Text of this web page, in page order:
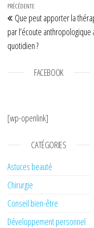
Navigation de
Article précédent
PRÉCÉDENTE
Que peut apporter la
par l’écoute anthropologique
quotidien ?
FACEBOOK
[wp-openlink]
CATÉGORIES
Astuces beauté
Chirurgie
Conseil bien-être
Développement personnel